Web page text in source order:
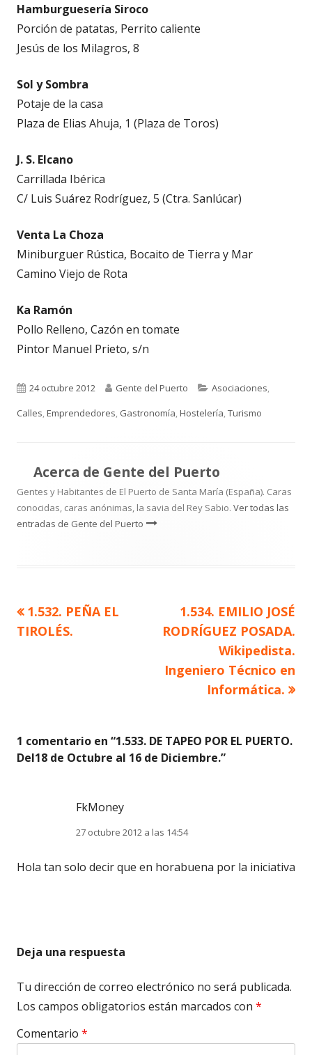
Hamburguesería Siroco
Porción de patatas, Perrito caliente
Jesús de los Milagros, 8
Sol y Sombra
Potaje de la casa
Plaza de Elias Ahuja, 1 (Plaza de Toros)
J. S. Elcano
Carrillada Ibérica
C/ Luis Suárez Rodríguez, 5 (Ctra. Sanlúcar)
Venta La Choza
Miniburguer Rústica, Bocaito de Tierra y Mar
Camino Viejo de Rota
Ka Ramón
Pollo Relleno, Cazón en tomate
Pintor Manuel Prieto, s/n
Publicado
el
24 octubre 2012 Autor
Gente del Puerto Categorías
Asociaciones
Calles Emprendedores Gastronomía Hostelería Turismo
Acerca de Gente del Puerto
Gentes y Habitantes de El Puerto de Santa María (España). Caras
conocidas, caras anónimas, la savia del Rey Sabio. Ver todas las
entradas de Gente del Puerto
Navegación
Artículo
anterior
1.532. PEÑA EL
TIROLÉS.
Artículo
siguiente
1.534. EMILIO JOSÉ
RODRÍGUEZ POSADA.
Wikipedista.
Ingeniero Técnico en
Informática.
1 comentario en “1.533. DE TAPEO POR EL PUERTO.
Del18 de Octubre al 16 de Diciembre.”
FkMoney
27 octubre 2012 a las 14:54
Hola tan solo decir que en horabuena por la iniciativa
Deja una respuesta
Tu dirección de correo electrónico no será publicada.
Los campos obligatorios están marcados con *
Comentario *